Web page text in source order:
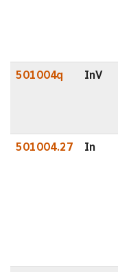
501004q InV
501004.27 In